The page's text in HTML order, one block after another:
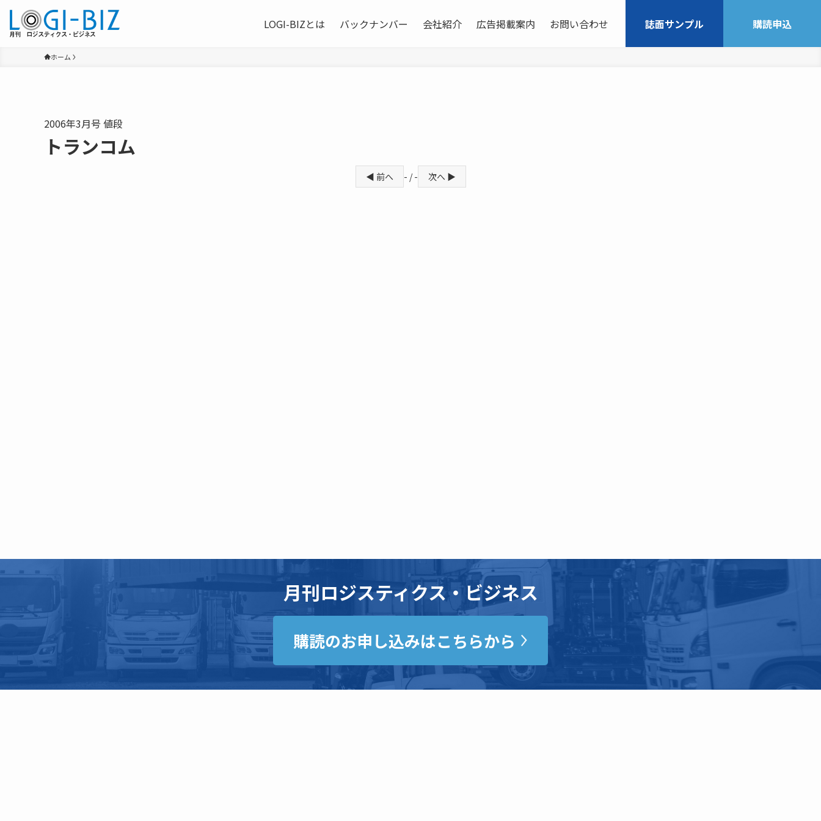
LOGI-BIZとは バックナンバー 会社紹介 広告掲載案内 お問い合わせ 誌面サンプル 購読申込
ホーム
2006年3月号 値段
トランコム
◀ 前へ - / - 次へ ▶
月刊ロジスティクス・ビジネス
購読のお申し込みはこちらから